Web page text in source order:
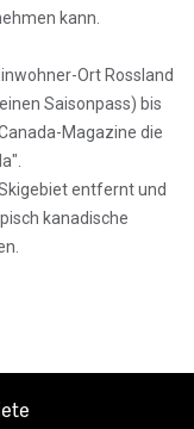
kann.
Ort Rossland
Saisonpass) bis
Magazine die
entfernt und
kanadische